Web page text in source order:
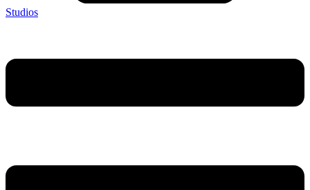
Studios